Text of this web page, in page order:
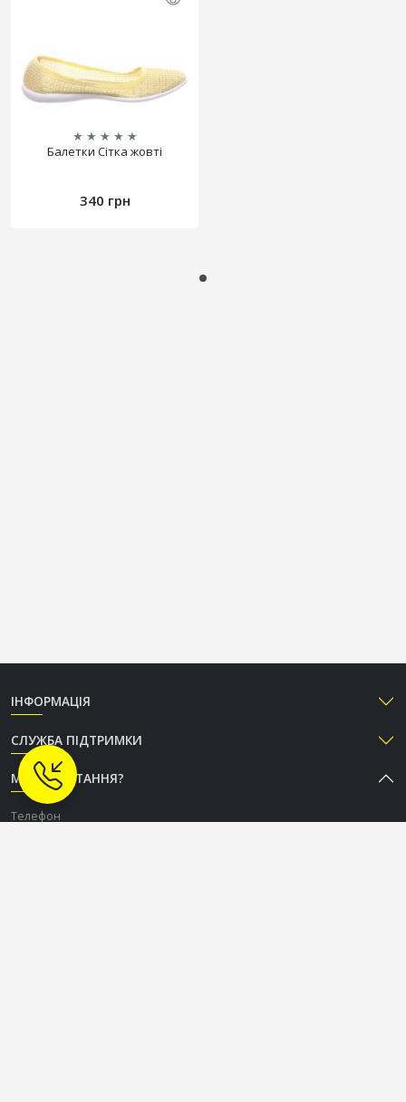
★ ★ ★ ★ ★
Балетки Сітка жовті
340 грн
ІНФОРМАЦІЯ
СЛУЖБА ПІДТРИМКИ
МАЄТЕ ПИТАННЯ?
Телефон